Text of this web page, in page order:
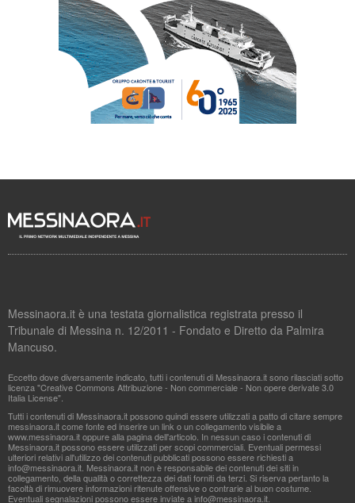
Messinaora.it è una testata giornalistica registrata presso il
Tribunale di Messina n. 12/2011 - Fondato e Diretto da Palmira
Mancuso.
Eccetto dove diversamente indicato, tutti i contenuti di Messinaora.it sono rilasciati sotto
licenza "Creative Commons Attribuzione - Non commerciale - Non opere derivate 3.0
Italia License".
Tutti i contenuti di Messinaora.it possono quindi essere utilizzati a patto di citare sempre
messinaora.it come fonte ed inserire un link o un collegamento visibile a
www.messinaora.it oppure alla pagina dell'articolo. In nessun caso i contenuti di
Messinaora.it possono essere utilizzati per scopi commerciali. Eventuali permessi
ulteriori relativi all'utilizzo dei contenuti pubblicati possono essere richiesti a
info@messinaora.it . Messinaora.it non è responsabile dei contenuti dei siti in
collegamento, della qualità o correttezza dei dati forniti da terzi. Si riserva pertanto la
facoltà di rimuovere informazioni ritenute offensive o contrarie al buon costume.
Eventuali segnalazioni possono essere inviate ainfo@messinaora.it